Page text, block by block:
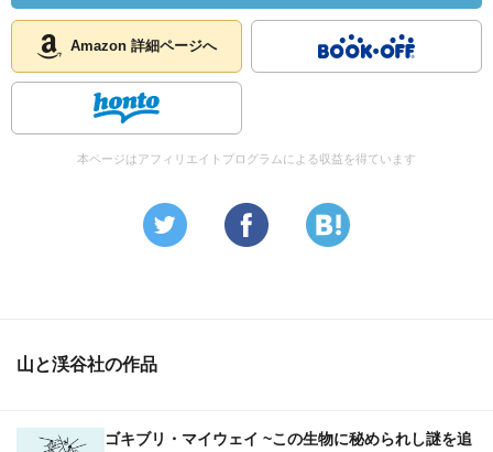
Amazon 詳細ページへ
本ページはアフィリエイトプログラムによる収益を得ています
山と渓谷社の作品
ゴキブリ・マイウェイ ~この生物に秘められし謎を追